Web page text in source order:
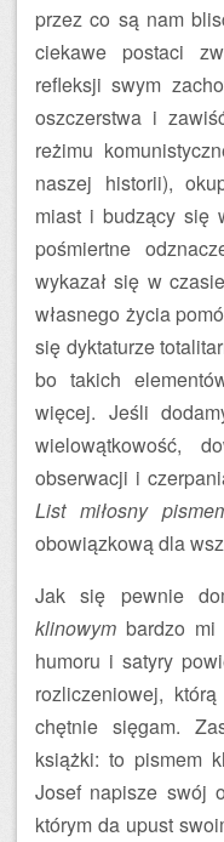
przez co są nam
ciekawe postaci
refleksji swym
oszczerstwa i
reżimu
naszej historii),
miast i budzący się
pośmiertne
wykazał się w
własnego życia
się dyktaturze
bo takich
więcej. Jeśli
wielowątkowość,
obserwacji i
List miłosny
obowiązkową dla
Jak się pewnie
klinowym bardzo mi
humoru i satyry
rozliczeniowej,
chętnie sięgam.
książki: to pismem
Josef napisze swój
którym da upust